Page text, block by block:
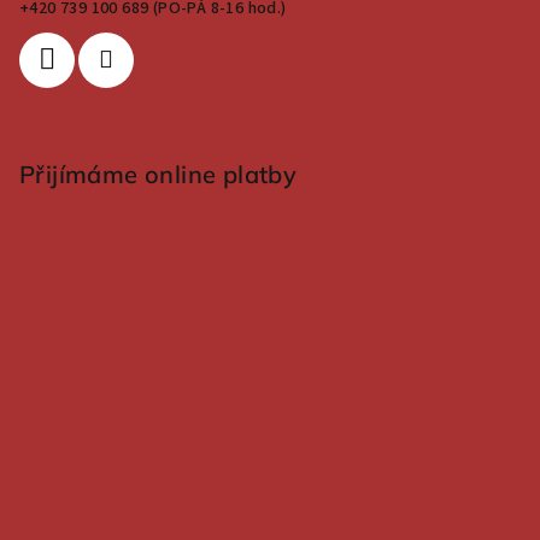
+420 739 100 689 (PO-PÁ 8-16 hod.)
Přijímáme online platby